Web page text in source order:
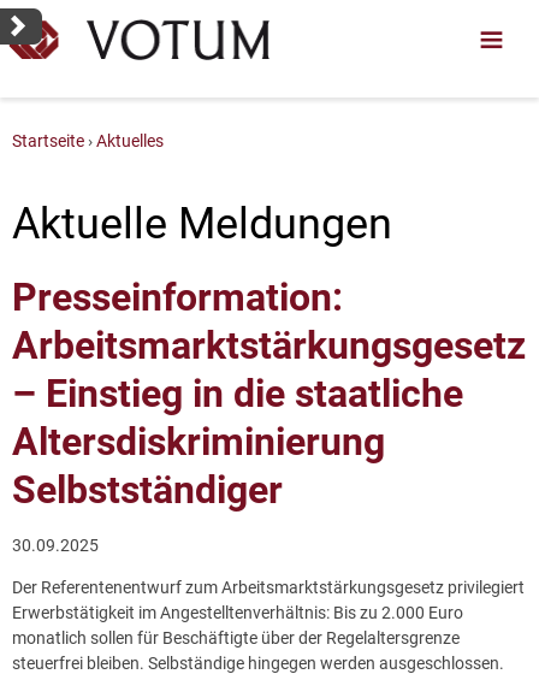
Startseite Aktuelles
Aktuelle Meldungen
Presseinformation:
Arbeitsmarktstärkungsgesetz
– Einstieg in die staatliche
Altersdiskriminierung
Selbstständiger
30.09.2025
Der Referentenentwurf zum Arbeitsmarktstärkungsgesetz privilegiert
Erwerbstätigkeit im Angestelltenverhältnis: Bis zu 2.000 Euro
monatlich sollen für Beschäftigte über der Regelaltersgrenze
steuerfrei bleiben. Selbständige hingegen werden ausgeschlossen.